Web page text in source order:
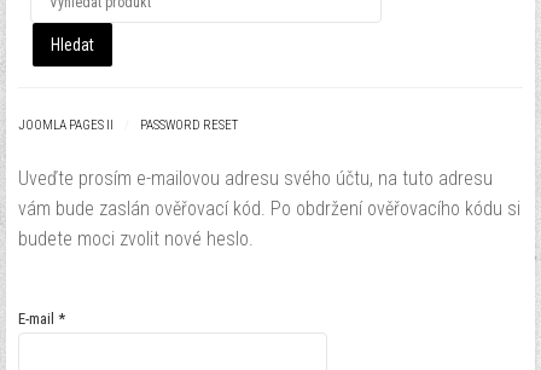
JOOMLA PAGES II PASSWORD RESET
Uveďte prosím e-mailovou adresu svého účtu, na tuto adresu
vám bude zaslán ověřovací kód. Po obdržení ověřovacího kódu si
budete moci zvolit nové heslo.
E-mail *
Pamatuj si mě